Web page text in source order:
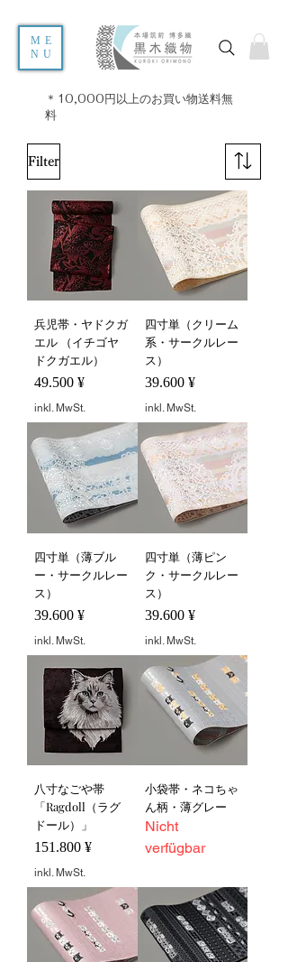
ME
NU
＊10,000円以上のお買い物送料無
料
Filter
兵児帯・ヤドクガ
エル （イチゴヤ
ドクガエル）
Preis
49.500 ¥
inkl. MwSt.
四寸単（クリーム
系・サークルレー
ス）
Preis
39.600 ¥
inkl. MwSt.
四寸単（薄ブル
ー・サークルレー
ス）
Preis
39.600 ¥
inkl. MwSt.
四寸単（薄ピン
ク・サークルレー
ス）
Preis
39.600 ¥
inkl. MwSt.
八寸なごや帯
「Ragdoll（ラグ
ドール）」
Preis
151.800 ¥
inkl. MwSt.
小袋帯・ネコちゃ
ん柄・薄グレー
Nicht
verfügbar